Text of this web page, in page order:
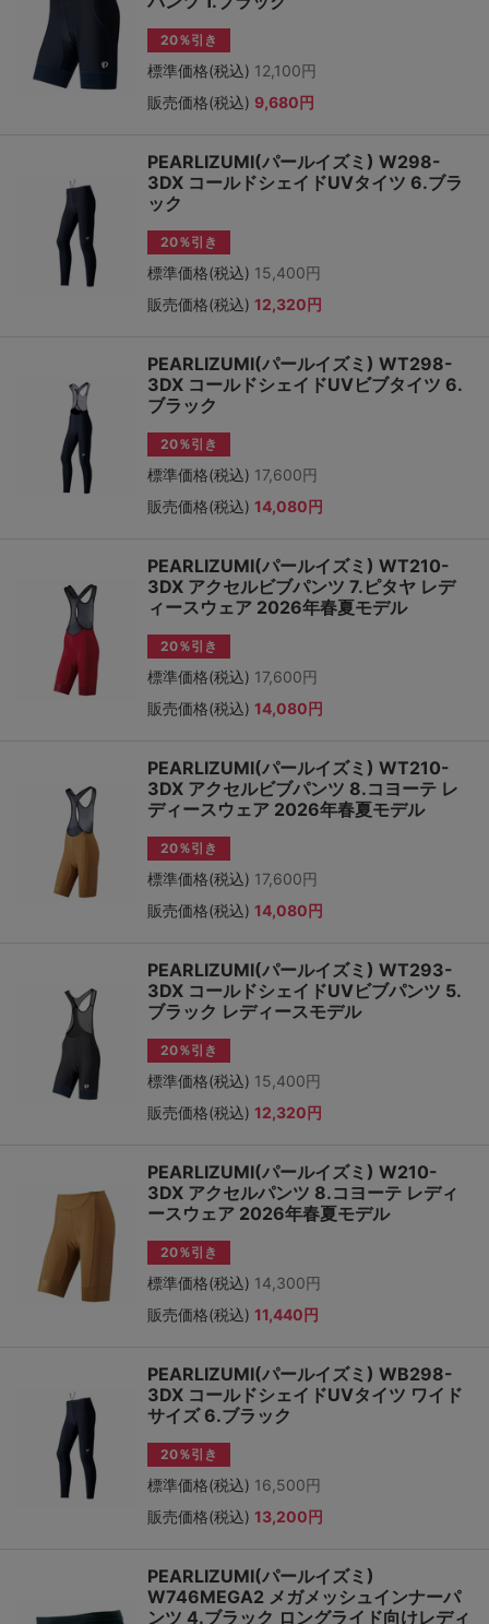
20％引き
標準価格(税込) 12,100円
販売価格(税込) 9,680円
PEARLIZUMI(パールイズミ) W298-
3DX コールドシェイドUVタイツ 6.ブラ
ック
20％引き
標準価格(税込) 15,400円
販売価格(税込) 12,320円
PEARLIZUMI(パールイズミ) WT298-
3DX コールドシェイドUVビブタイツ 6.
ブラック
20％引き
標準価格(税込) 17,600円
販売価格(税込) 14,080円
PEARLIZUMI(パールイズミ) WT210-
3DX アクセルビブパンツ 7.ピタヤ レデ
ィースウェア 2026年春夏モデル
20％引き
標準価格(税込) 17,600円
販売価格(税込) 14,080円
PEARLIZUMI(パールイズミ) WT210-
3DX アクセルビブパンツ 8.コヨーテ レ
ディースウェア 2026年春夏モデル
20％引き
標準価格(税込) 17,600円
販売価格(税込) 14,080円
PEARLIZUMI(パールイズミ) WT293-
3DX コールドシェイドUVビブパンツ 5.
ブラック レディースモデル
20％引き
標準価格(税込) 15,400円
販売価格(税込) 12,320円
PEARLIZUMI(パールイズミ) W210-
3DX アクセルパンツ 8.コヨーテ レディ
ースウェア 2026年春夏モデル
20％引き
標準価格(税込) 14,300円
販売価格(税込) 11,440円
PEARLIZUMI(パールイズミ) WB298-
3DX コールドシェイドUVタイツ ワイド
サイズ 6.ブラック
20％引き
標準価格(税込) 16,500円
販売価格(税込) 13,200円
PEARLIZUMI(パールイズミ)
W746MEGA2 メガメッシュインナーパ
ンツ 4.ブラック ロングライド向けレディ